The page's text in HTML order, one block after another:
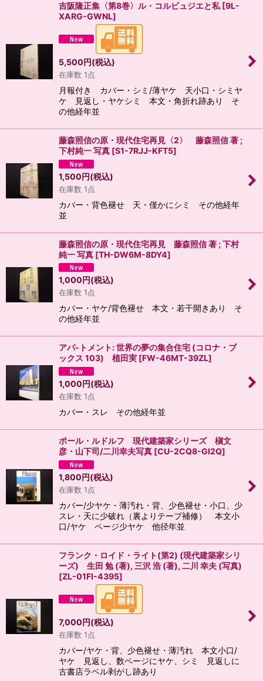
吉阪隆正集〈第8巻〉ル・コルビュジエと私 [9L-
XARG-GWNL]
5,500円(税込)
在庫数 1点
月報付き カバー・シミ/薄ヤケ 天小口・シミヤ
ケ 見返し・ヤケシミ 本文・角折れ跡あり そ
の他経年並
藤森照信の原・現代住宅再見〈2〉 藤森照信 著 ;
下村純一 写真 [S1-7RJJ-KFT5]
1,500円(税込)
在庫数 1点
カバー・背色褪せ 天・僅かにシミ その他経年
並
藤森照信の原・現代住宅再見 藤森照信 著 ; 下村
純一 写真 [TH-DW6M-8DY4]
1,000 円(税込)
在庫数 1点
カバー・ヤケ/背色褪せ 本文・若干開きあり そ
の他経年並
アパ-トメント: 世界の夢の集合住宅 (コロナ・ブ
ックス 103) 植田実 [FW-46MT-39ZL]
1,000円(税込)
在庫数 1点
カバー・スレ その他経年並
ポール・ルドルフ 現代建築家シリーズ 槇文
彦・山下司/二川幸夫写真 [CU-2CQ8-GI2Q]
1,800円(税込)
在庫数 1点
カバー/少ヤケ・薄汚れ・背、少色褪せ・小口、少
スレ・天に少破れ（裏よりテープ補修） 本文小
口/ヤケ ページ少ヤケ 他径年並
フランク・ロイド・ライト(第2) (現代建築家シリ
ーズ) 生田 勉 (著), 三沢 浩 (著), 二川 幸夫 (写真)
[ZL-01FI-4395]
7,000円(税込)
在庫数 1点
カバー/ヤケ・背、少色褪せ・薄汚れ 本文小口/
ヤケ 見返し、数ページにヤケ、シミ 見返しに
古書店ラベル剥がし跡あり